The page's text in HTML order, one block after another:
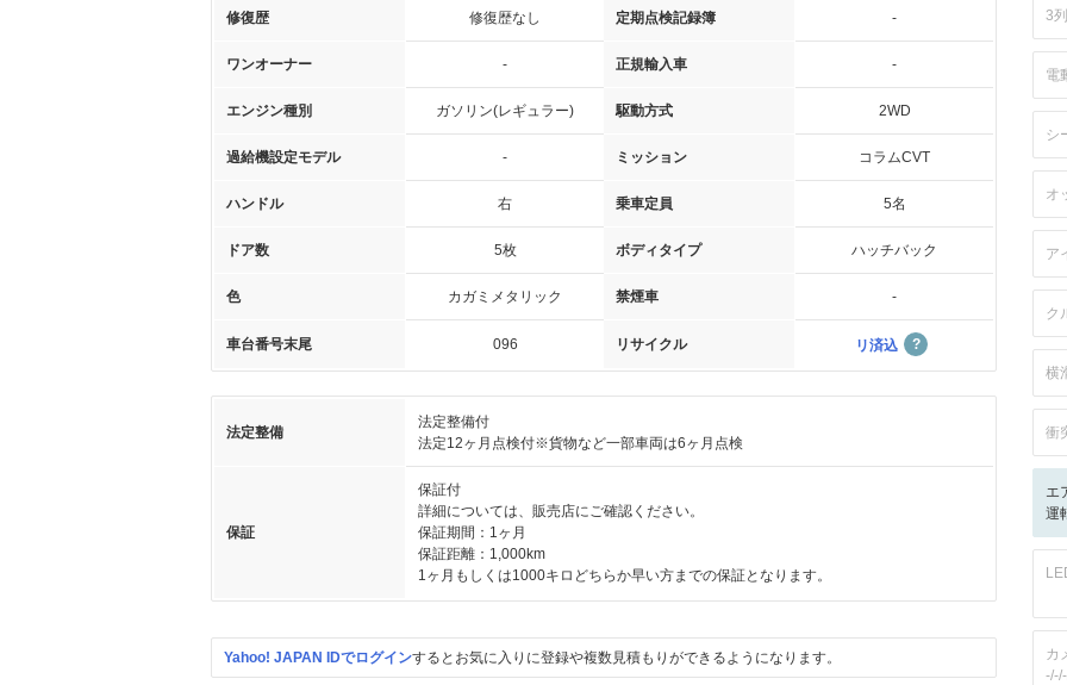
修復歴 修復歴なし 定期点検記録簿 -
ワンオーナー - 正規輸入車 -
エンジン種別 ガソリン(レギュラー) 駆動方式 2WD
過給機設定モデル - ミッション コラムCVT
ハンドル 右 乗車定員 5名
ドア数 5枚 ボディタイプ ハッチバック
色 カガミメタリック 禁煙車 -
車台番号末尾 096 リサイクル リ済込
法定整備
法定整備付
法定12ヶ月点検付※貨物など一部車両は6ヶ月点検
保証
保証付
詳細については、販売店にご確認ください。
保証期間：1ヶ月
保証距離：1,000km
1ヶ月もしくは1000キロどちらか早い方までの保証となります。
Yahoo! JAPAN IDでログインするとお気に入りに登録や複数見積もりができるようになります。
3
電
シ
オ
ア
ク
横
衝
エ
運
カ